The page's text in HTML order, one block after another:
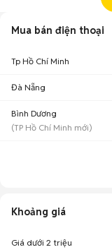
Mua bán điện thoại
Tp Hồ Chí Minh
Đà Nẵng
Bình Dương
(TP Hồ Chí Minh mới)
Khoảng giá
Giá dưới 2 triệu